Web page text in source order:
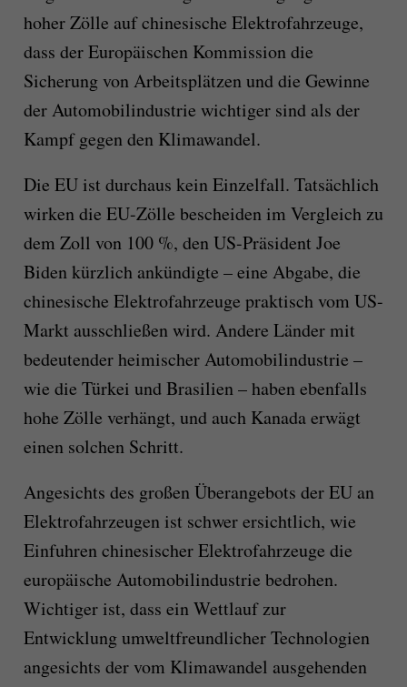
hoher Zölle auf chinesische Elektrofahrzeuge,
dass der Europäischen Kommission die
Sicherung von Arbeitsplätzen und die Gewinne
der Automobilindustrie wichtiger sind als der
Kampf gegen den Klimawandel.
Die EU ist durchaus kein Einzelfall. Tatsächlich
wirken die EU-Zölle bescheiden im Vergleich zu
dem Zoll von 100 %, den US-Präsident Joe
Biden kürzlich ankündigte – eine Abgabe, die
chinesische Elektrofahrzeuge praktisch vom US-
Markt ausschließen wird. Andere Länder mit
bedeutender heimischer Automobilindustrie –
wie die Türkei und Brasilien – haben ebenfalls
hohe Zölle verhängt, und auch Kanada erwägt
einen solchen Schritt.
Angesichts des großen Überangebots der EU an
Elektrofahrzeugen ist schwer ersichtlich, wie
Einfuhren chinesischer Elektrofahrzeuge die
europäische Automobilindustrie bedrohen.
Wichtiger ist, dass ein Wettlauf zur
Entwicklung umweltfreundlicher Technologien
angesichts der vom Klimawandel ausgehenden